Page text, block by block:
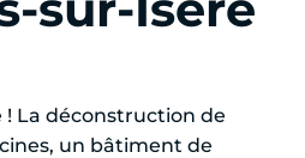
! La déconstruction de
un bâtiment de